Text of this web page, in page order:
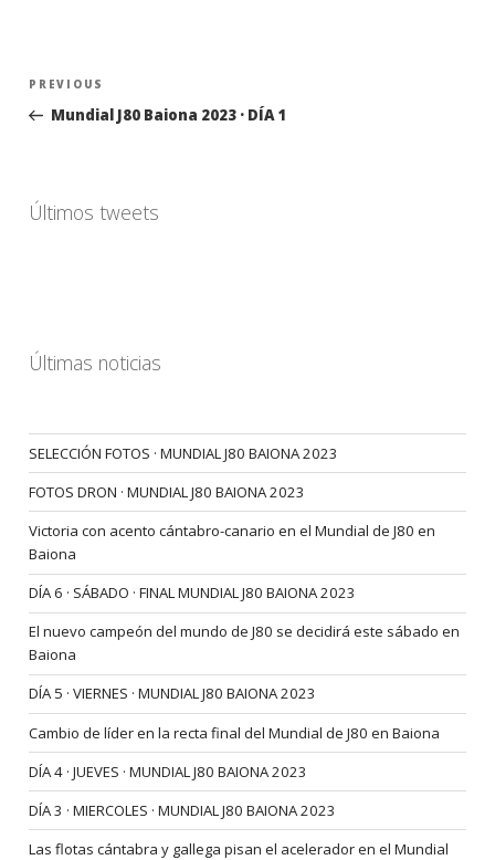
Navegación
entradas
Previous
Post
PREVIOUS
Mundial J80 Baiona 2023 · DÍA 1
Últimos tweets
Últimas noticias
SELECCIÓN FOTOS · MUNDIAL J80 BAIONA 2023
FOTOS DRON · MUNDIAL J80 BAIONA 2023
Victoria con acento cántabro-canario en el Mundial de J80 en
Baiona
DÍA 6 · SÁBADO · FINAL MUNDIAL J80 BAIONA 2023
El nuevo campeón del mundo de J80 se decidirá este sábado en
Baiona
DÍA 5 · VIERNES · MUNDIAL J80 BAIONA 2023
Cambio de líder en la recta final del Mundial de J80 en Baiona
DÍA 4 · JUEVES · MUNDIAL J80 BAIONA 2023
DÍA 3 · MIERCOLES · MUNDIAL J80 BAIONA 2023
Las flotas cántabra y gallega pisan el acelerador en el Mundial